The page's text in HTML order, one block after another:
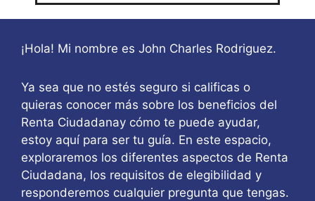
¡Hola! Mi nombre es John Charles Rodriguez.
Ya sea que no estés seguro si calificas o
quieras conocer más sobre los beneficios del
Renta Ciudadanay cómo te puede ayudar,
estoy aquí para ser tu guía. En este espacio,
exploraremos los diferentes aspectos de Renta
Ciudadana, los requisitos de elegibilidad y
responderemos cualquier pregunta que tengas.